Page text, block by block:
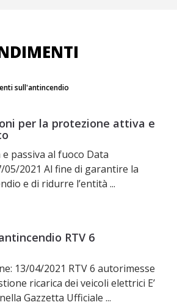
sull'antincendio
per la protezione attiva e
passiva al fuoco Data
05/2021 Al fine di garantire la
e di ridurre l’entità ...
RTV 6
13/04/2021 RTV 6 autorimesse
ricarica dei veicoli elettrici E’
Gazzetta Ufficiale ...